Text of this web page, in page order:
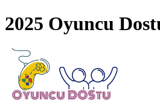
2025 Oyuncu